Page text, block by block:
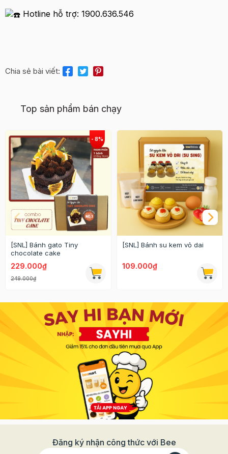
Hotline hỗ trợ: 1900.636.546
Chia sẻ bài viết:
Top sản phẩm bán chạy
[SNL] Bánh gato Tiny
chocolate cake
229.000₫
249.000₫
[SNL] Bánh su kem vỏ dai
109.000₫
Đăng ký nhận công thức với Bee